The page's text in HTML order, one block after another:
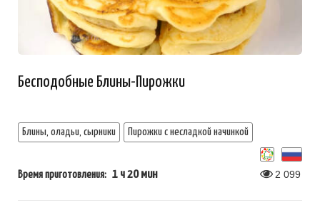
Бесподобные Блины-Пирожки
Блины, оладьи, сырники Пирожки с несладкой начинкой
Время приготовления: 1 ч 20 мин 2 099